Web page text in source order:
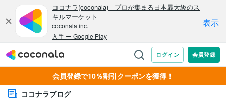
会員登録で10％割引クーポンを獲得！
ココナラブログ